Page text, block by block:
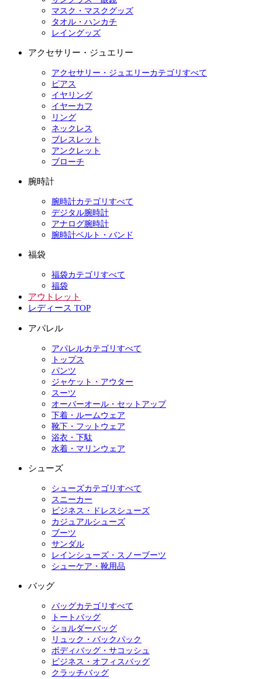
マスク・マスクグッズ
タオル・ハンカチ
レイングッズ
アクセサリー・ジュエリー
アクセサリー・ジュエリーカテゴリすべて
ピアス
イヤリング
イヤーカフ
リング
ネックレス
ブレスレット
アンクレット
ブローチ
腕時計
腕時計カテゴリすべて
デジタル腕時計
アナログ腕時計
腕時計ベルト・バンド
福袋
福袋カテゴリすべて
福袋
アウトレット
レディース TOP
アパレル
アパレルカテゴリすべて
トップス
パンツ
ジャケット・アウター
スーツ
オーバーオール・セットアップ
下着・ルームウェア
靴下・フットウェア
浴衣・下駄
水着・マリンウェア
シューズ
シューズカテゴリすべて
スニーカー
ビジネス・ドレスシューズ
カジュアルシューズ
ブーツ
サンダル
レインシューズ・スノーブーツ
シューケア・靴用品
バッグ
バッグカテゴリすべて
トートバッグ
ショルダーバッグ
リュック・バックパック
ボディバッグ・サコッシュ
ビジネス・オフィスバッグ
クラッチバッグ